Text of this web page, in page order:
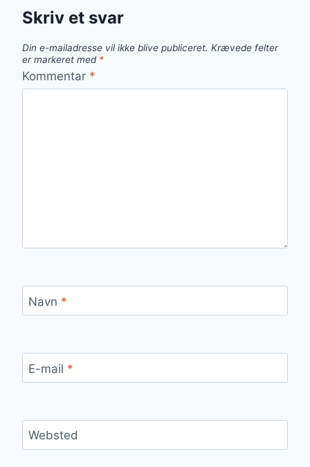
Skriv et svar
Din e-mailadresse vil ikke blive publiceret. Krævede felter
er markeret med *
Kommentar *
Navn *
E-mail *
Websted